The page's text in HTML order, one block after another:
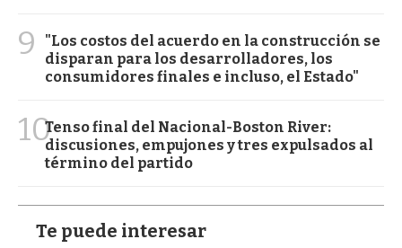
9
"Los costos del acuerdo en la construcción se
disparan para los desarrolladores, los
consumidores finales e incluso, el Estado"
10Tenso final del Nacional-Boston River:
discusiones, empujones y tres expulsados al
término del partido
Te puede interesar